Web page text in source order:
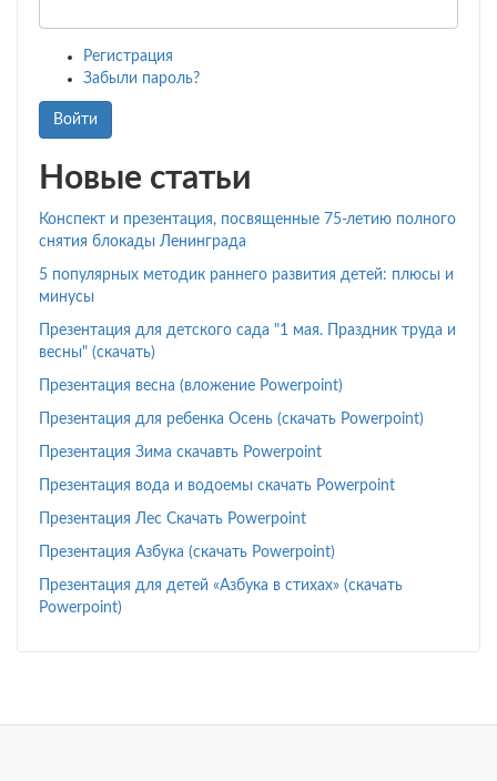
Регистрация
Забыли пароль?
Войти
Новые статьи
Конспект и презентация, посвященные 75-летию полного
снятия блокады Ленинграда
5 популярных методик раннего развития детей: плюсы и
минусы
Презентация для детского сада "1 мая. Праздник труда и
весны" (скачать)
Презентация весна (вложение Powerpoint)
Презентация для ребенка Осень (скачать Powerpoint)
Презентация Зима скачавть Powerpoint
Презентация вода и водоемы скачать Powerpoint
Презентация Лес Скачать Powerpoint
Презентация Азбука (скачать Powerpoint)
Презентация для детей «Азбука в стихах» (скачать
Powerpoint)